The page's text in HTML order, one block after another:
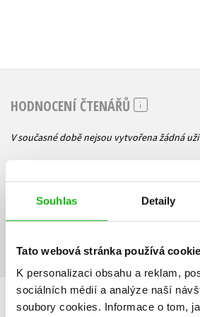
Souhlas Detaily
Tato webová stránka používá
K personalizaci obsahu a reklam,
sociálních médií a analýze naší
soubory cookies. Informace o tom,
HODNOCENÍ ČTENÁŘŮ
V současné době nejsou vytvořena žádná
Uživatelskou recenzi mohou vkládat pouze
AUTOR KNIHY